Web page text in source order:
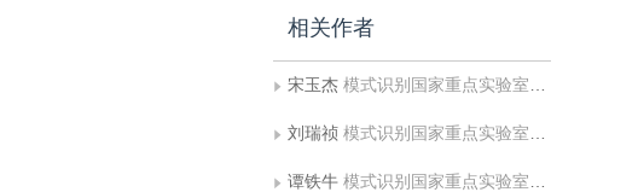
相关作者
宋玉杰 模式识别国家重点实验室，中国科学院自动化所
刘瑞祯 模式识别国家重点实验室，中国科学院自动化所
谭铁牛 模式识别国家重点实验室，中国科学院自动化所